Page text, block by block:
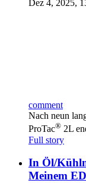
Dez 4, 2025,
comment
Nach neun
ProTac® 2L
Full story
In Öl/
Meinem